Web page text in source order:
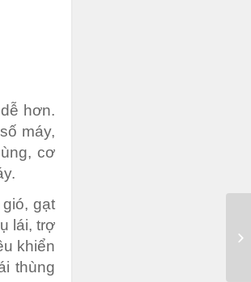
hơn.
máy,
cơ
gạt
lái, trợ
khiển
thùng